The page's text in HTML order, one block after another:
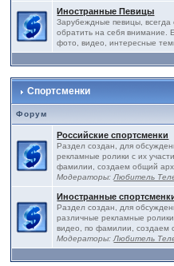
Иностранные Певицы
Зарубеждные певицы, всегда
обратить на себя внимание.
фото, видео, интересные
Спортсменки
Форум
Российские спортсменки
Раздел создан, для
рекламные ролики с их
фамилии, создаем общий
Модераторы:Любитель
Иностранные
Раздел создан, для
различные рекламные
видео, по фамилии, создаем
Модераторы:Любитель